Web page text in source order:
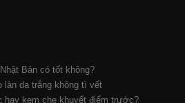
Bản có tốt không?
làn da trắng không tì vết
hay kem che khuyết điểm trước?